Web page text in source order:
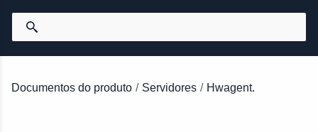
Documentos do produto / Servidores / Hwagent.